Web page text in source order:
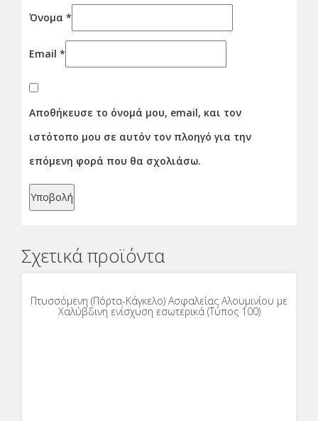
Όνομα *
Email *
Αποθήκευσε το όνομά μου, email, και τον
ιστότοπο μου σε αυτόν τον πλοηγό για την
επόμενη φορά που θα σχολιάσω.
Σχετικά προϊόντα
Πτυσσόμενη (Πόρτα-Κάγκελο) Ασφαλείας Αλουμινίου με
Χαλύβδινη ενίσχυση εσωτερικά (Τύπος 100)